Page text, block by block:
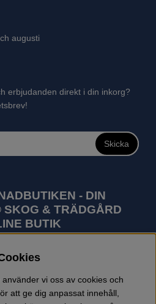
augusti
erbjudanden direkt i din inkorg?
Skicka
- DIN
& TRÄDGÅRD
BUTIK
som skogsmaskiner och
finns bl.a. robotgräsklippare,
riders, åkgräsklippare,
vi oss av cookies och
att ge dig anpassat innehåll,